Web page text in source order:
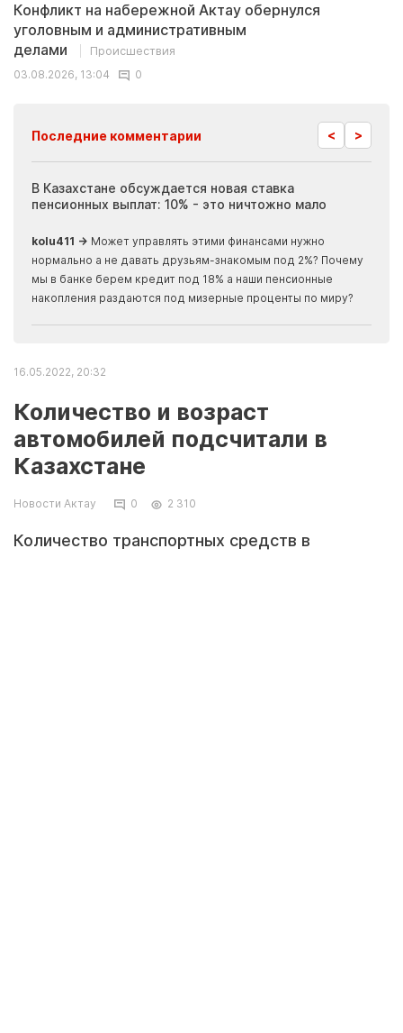
Конфликт на набережной Актау обернулся
уголовным и административным
делами
Происшествия
03.08.2026, 13:04
0
Последние комментарии < >
В Казахстане обсуждается новая ставка
пенсионных выплат: 10% - это ничтожно мало
kolu411 → Может управлять этими финансами нужно
нормально а не давать друзьям-знакомым под 2%? Почему
мы в банке берем кредит под 18% а наши пенсионные
накопления раздаются под мизерные проценты по миру?
16.05.2022, 20:32
Количество и возраст
автомобилей подсчитали в
Казахстане
Новости Актау 0 2 310
Количество транспортных средств в